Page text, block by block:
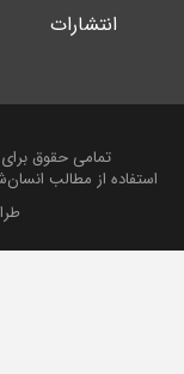
انتشارات
تمامی حقوق
استفاده از مطالب